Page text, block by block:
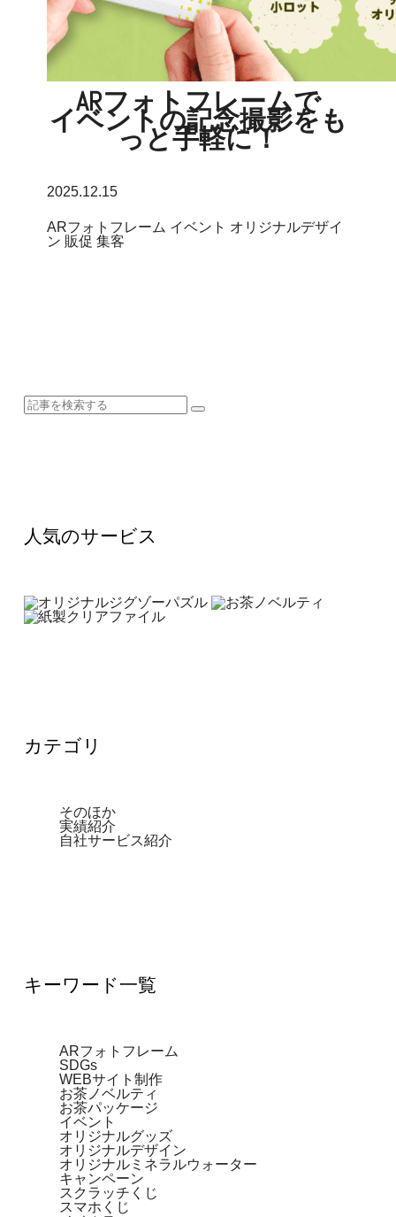
ARフォトフレームで
イベントの記念撮影をも
っと手軽に！
2025.12.15
ARフォトフレーム イベント オリジナルデザイ
ン 販促 集客
人気のサービス
カテゴリ
そのほか
実績紹介
自社サービス紹介
キーワード一覧
ARフォトフレーム
SDGs
WEBサイト制作
お茶ノベルティ
お茶パッケージ
イベント
オリジナルグッズ
オリジナルデザイン
オリジナルミネラルウォーター
キャンペーン
スクラッチくじ
スマホくじ